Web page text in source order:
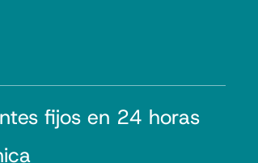
fijos en 24 horas